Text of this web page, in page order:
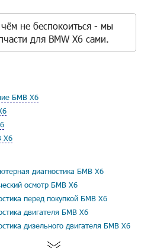
не беспокоиться - мы
для BMW X6 сами.
БМВ Х6
Х6
диагностика БМВ Х6
осмотр БМВ Х6
перед покупкой БМВ Х6
двигателя БМВ Х6
дизельного двигателя БМВ Х6